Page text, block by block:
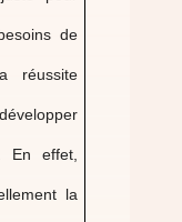
de
réussite
En effet,
la